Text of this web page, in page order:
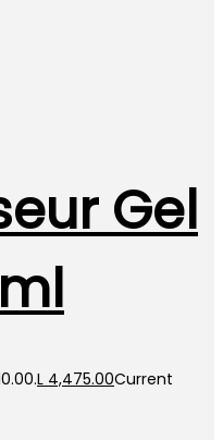
Gel
L 4,475.00Current